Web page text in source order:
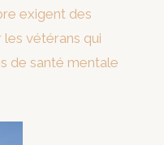
exigent des
les vétérans qui
de santé mentale